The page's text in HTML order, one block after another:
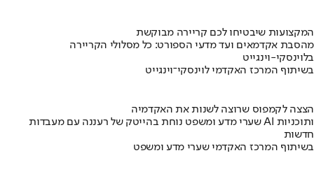
המקצועות שיבטיחו לכם קריירה מבוקשת
מהסבת אקדמאים ועד מדעי הספורט: כל מסלולי הקריירה
בלוינסקי-וינגייט
בשיתוף המרכז האקדמי לוינסקי־וינגייט
הצצה לקמפוס שרוצה לשנות את האקדמיה
שערי מדע ומשפט נוחת בהייטק של רעננה עם מעבדות AI ותוכניות
חדשות
בשיתוף המרכז האקדמי שערי מדע ומשפט